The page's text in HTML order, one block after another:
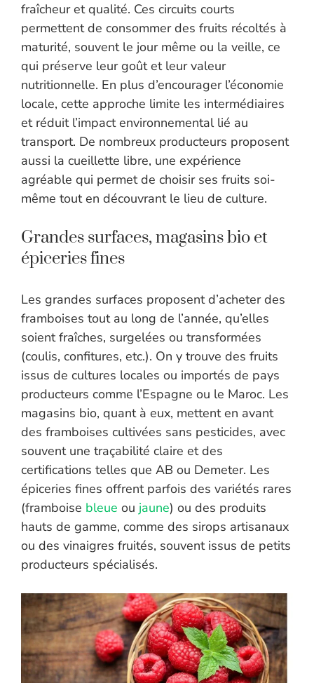
fraîcheur et qualité. Ces circuits courts
permettent de consommer des fruits récoltés à
maturité, souvent le jour même ou la veille, ce
qui préserve leur goût et leur valeur
nutritionnelle. En plus d’encourager l’économie
locale, cette approche limite les intermédiaires
et réduit l’impact environnemental lié au
transport. De nombreux producteurs proposent
aussi la cueillette libre, une expérience
agréable qui permet de choisir ses fruits soi-
même tout en découvrant le lieu de culture.
Grandes surfaces, magasins bio et
épiceries fines
Les grandes surfaces proposent d’acheter des
framboises tout au long de l’année, qu’elles
soient fraîches, surgelées ou transformées
(coulis, confitures, etc.). On y trouve des fruits
issus de cultures locales ou importés de pays
producteurs comme l’Espagne ou le Maroc. Les
magasins bio, quant à eux, mettent en avant
des framboises cultivées sans pesticides, avec
souvent une traçabilité claire et des
certifications telles que AB ou Demeter. Les
épiceries fines offrent parfois des variétés rares
(framboise bleue ou jaune) ou des produits
hauts de gamme, comme des sirops artisanaux
ou des vinaigres fruités, souvent issus de petits
producteurs spécialisés.